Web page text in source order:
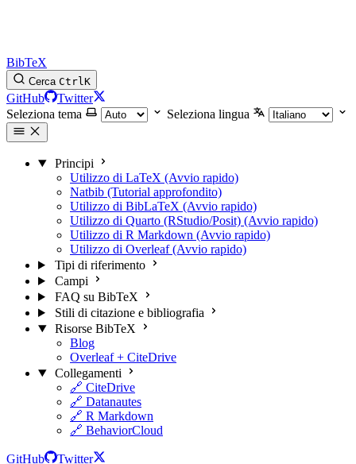
BibTeX
Cerca CtrlK
GitHub
Twitter
Seleziona tema
Seleziona lingua
Principi
Utilizzo di LaTeX (Avvio rapido)
Natbib (Tutorial approfondito)
Utilizzo di BibLaTeX (Avvio rapido)
Utilizzo di Quarto (RStudio/Posit) (Avvio rapido)
Utilizzo di R Markdown (Avvio rapido)
Utilizzo di Overleaf (Avvio rapido)
Tipi di riferimento
Campi
FAQ su BibTeX
Stili di citazione e bibliografia
Risorse BibTeX
Blog
Overleaf + CiteDrive
Collegamenti
🔗 CiteDrive
🔗 Datanautes
🔗 R Markdown
🔗 BehaviorCloud
GitHub
Twitter